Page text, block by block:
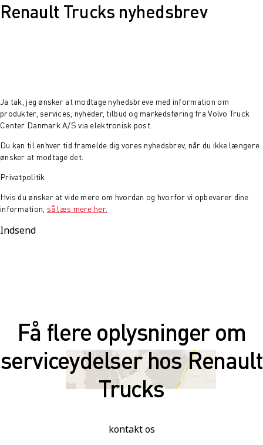
Renault Trucks nyhedsbrev
Ja tak, jeg ønsker at modtage nyhedsbreve med information om
produkter, services, nyheder, tilbud og markedsføring fra Volvo Truck
Center Danmark A/S via elektronisk post.
Du kan til enhver tid framelde dig vores nyhedsbrev, når du ikke længere
ønsker at modtage det.
Privatpolitik
Hvis du ønsker at vide mere om hvordan og hvorfor vi opbevarer dine
information, så læs mere her.
Indsend
Få flere oplysninger om
serviceydelser hos Renault
Trucks
kontakt os